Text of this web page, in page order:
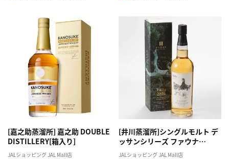
[嘉之助蒸溜所] 嘉之助 DOUBLE
DISTILLERY[箱入り]
JALショッピング JAL Mall店
[井川蒸溜所]シングルモルト デ
ッサンシリーズ ファウナ
2025[箱入り]
JALショッピング JAL Mall店